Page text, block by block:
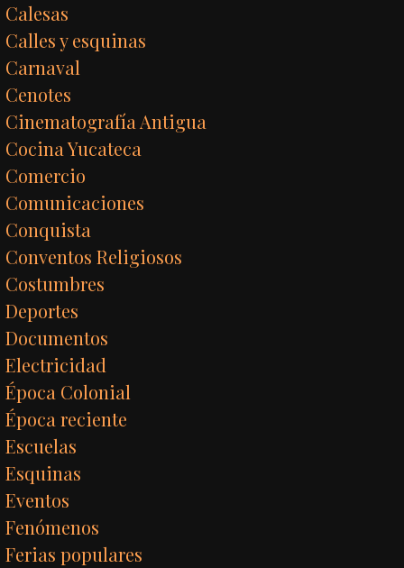
Calesas
Calles y esquinas
Carnaval
Cenotes
Cinematografía Antigua
Cocina Yucateca
Comercio
Comunicaciones
Conquista
Conventos Religiosos
Costumbres
Deportes
Documentos
Electricidad
Época Colonial
Época reciente
Escuelas
Esquinas
Eventos
Fenómenos
Ferias populares